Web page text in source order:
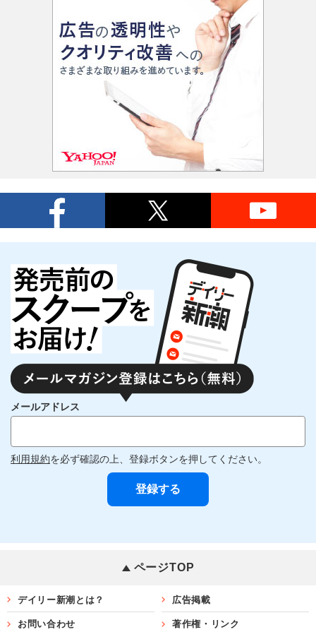
メールアドレス
利用規約を必ず確認の上、登録ボタンを押してください。
ページTOP
デイリー新潮とは？ 広告掲載
お問い合わせ 著作権・リンク